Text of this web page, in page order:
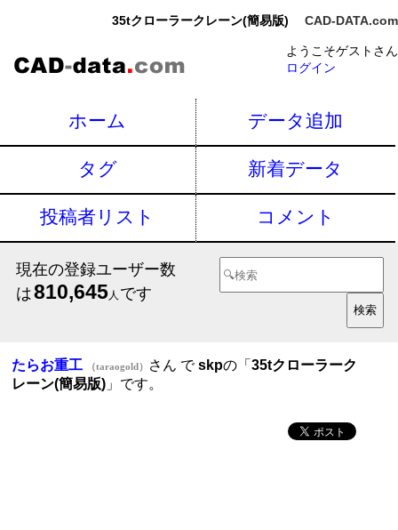
35tクローラークレーン(簡易版) CAD-DATA.com
ようこそゲストさん
ログイン
ホーム データ追加
タグ 新着データ
投稿者リスト コメント
現在の登録ユーザー数
は810,645人 です
たらお重工 （taraogold） さん でskpの「35tクローラーク
レーン(簡易版) 」です。